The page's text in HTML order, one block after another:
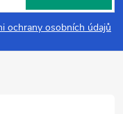
ochrany osobních údajů